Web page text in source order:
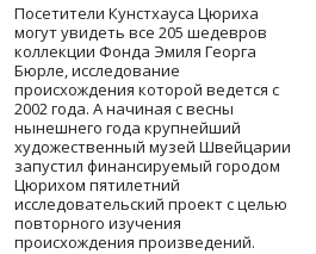
Посетители Кунстхауса Цюриха
могут увидеть все 205 шедевров
коллекции Фонда Эмиля Георга
Бюрле, исследование
происхождения которой ведется с
2002 года. А начиная с весны
нынешнего года крупнейший
художественный музей Швейцарии
запустил финансируемый городом
Цюрихом пятилетний
исследовательский проект с целью
повторного изучения
происхождения произведений.